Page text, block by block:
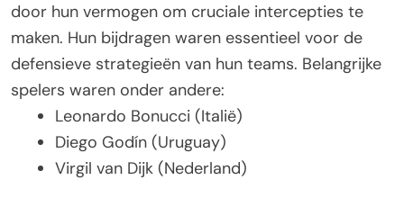
door hun vermogen om cruciale intercepties te
maken. Hun bijdragen waren essentieel voor de
defensieve strategieën van hun teams. Belangrijke
spelers waren onder andere:
Leonardo Bonucci (Italië)
Diego Godín (Uruguay)
Virgil van Dijk (Nederland)